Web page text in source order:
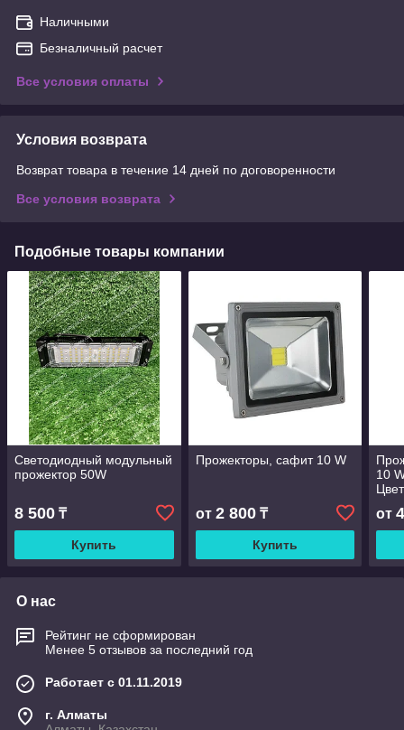
Наличными
Безналичный расчет
Все условия оплаты
Условия возврата
Возврат товара в течение 14 дней по договоренности
Все условия возврата
Подобные товары компании
Светодиодный модульный
прожектор 50W
8 500 ₸
Купить
Прожекторы, сафит 10 W
от 2 800₸
Купить
10
от
О нас
Рейтинг не сформирован
Менее 5 отзывов за последний год
Работает с 01.11.2019
г. Алматы